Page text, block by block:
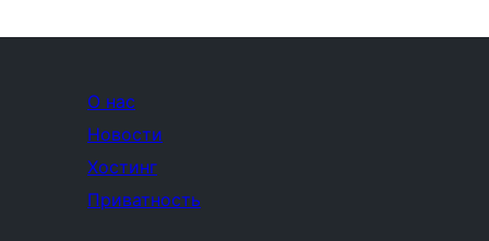
О нас
Новости
Хостинг
Приватность